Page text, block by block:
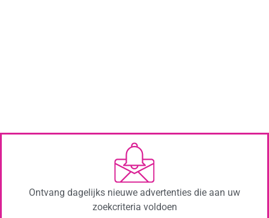
Ontvang dagelijks nieuwe advertenties die aan uw
zoekcriteria voldoen